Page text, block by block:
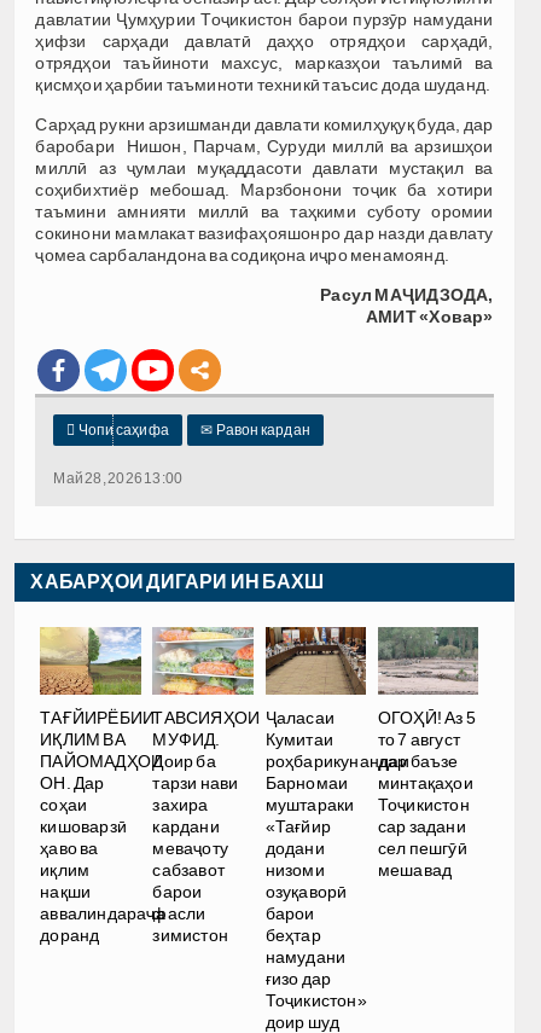
давлатии Ҷумҳурии Тоҷикистон барои пурзӯр намудани
ҳифзи сарҳади давлатӣ даҳҳо отрядҳои сарҳадӣ,
отрядҳои таъйиноти махсус, марказҳои таълимӣ ва
қисмҳои ҳарбии таъминоти техникӣ таъсис дода шуданд.
Сарҳад рукни арзишманди давлати комилҳуқуқ буда, дар
баробари Нишон, Парчам, Суруди миллӣ ва арзишҳои
миллӣ аз ҷумлаи муқаддасоти давлати мустақил ва
соҳибихтиёр мебошад. Марзбонони тоҷик ба хотири
таъмини амнияти миллӣ ва таҳкими суботу оромии
сокинони мамлакат вазифаҳояшонро дар назди давлату
ҷомеа сарбаландона ва содиқона иҷро менамоянд.
Расул МАҶИДЗОДА,
АМИТ «Ховар»
 Чопи саҳифа ✉ Равон кардан
Май 28, 2026 13:00
ХАБАРҲОИ ДИГАРИ ИН БАХШ
ТАҒЙИРЁБИИ
ИҚЛИМ ВА
ПАЙОМАДҲОИ
ОН. Дар
соҳаи
кишоварзӣ
ҳаво ва
иқлим
нақши
аввалиндараҷа
доранд
ТАВСИЯҲОИ
МУФИД.
Доир ба
тарзи нави
захира
кардани
меваҷоту
сабзавот
барои
фасли
зимистон
Ҷаласаи
Кумитаи
роҳбарикунандаи
Барномаи
муштараки
«Тағйир
додани
низоми
озуқаворӣ
барои
беҳтар
намудани
ғизо дар
Тоҷикистон»
доир шуд
ОГОҲӢ! Аз 5
то 7 август
дар баъзе
минтақаҳои
Тоҷикистон
сар задани
сел пешгӯӣ
мешавад